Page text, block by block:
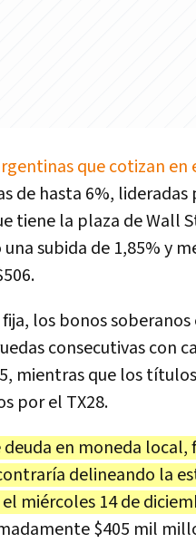
que cotizan en
de hasta 6%,
tiene la plaza de Wall
subida de 1,85% y
los bonos
consecutivas con
mientras que los
por el TX28.
en moneda
delineando la
miércoles 14 de
$405 mil